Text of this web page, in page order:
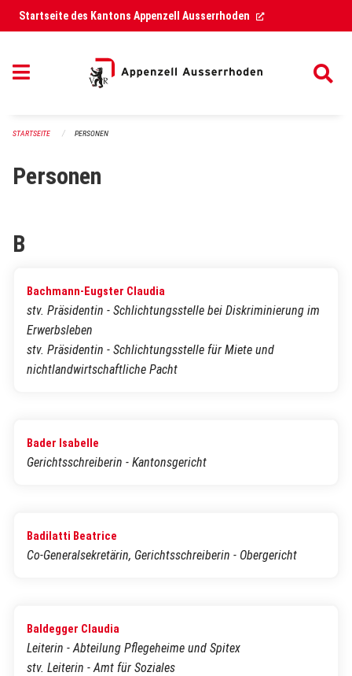
Navigation überspringen
Startseite des Kantons Appenzell Ausserrhoden (External Link)
STARTSEITE PERSONEN
Personen
B
Bachmann-Eugster Claudia
stv. Präsidentin - Schlichtungsstelle bei Diskriminierung im
Erwerbsleben
stv. Präsidentin - Schlichtungsstelle für Miete und
nichtlandwirtschaftliche Pacht
Bader Isabelle
Gerichtsschreiberin - Kantonsgericht
Badilatti Beatrice
Co-Generalsekretärin, Gerichtsschreiberin - Obergericht
Baldegger Claudia
Leiterin - Abteilung Pflegeheime und Spitex
stv. Leiterin - Amt für Soziales